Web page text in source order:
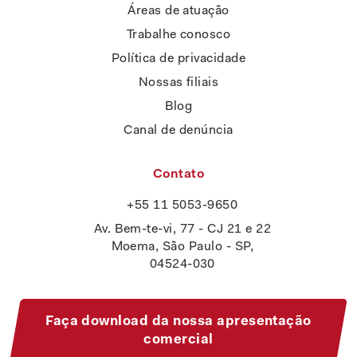
Áreas de atuação
Trabalhe conosco
Política de privacidade
Nossas filiais
Blog
Canal de denúncia
Contato
+55 11 5053-9650
Av. Bem-te-vi, 77 - CJ 21 e 22
Moema, São Paulo - SP,
04524-030
Faça download da nossa apresentação
comercial